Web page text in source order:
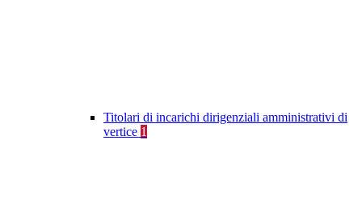
Titolari di incarichi dirigenziali amministrativi di
vertice 1